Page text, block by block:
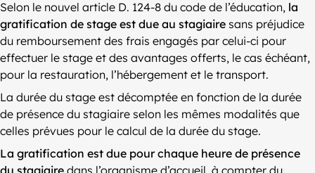
Selon le nouvel article D. 124-8 du code de l’éducation, la
gratification de stage est due au stagiaire sans préjudice
du remboursement des frais engagés par celui-ci pour
effectuer le stage et des avantages offerts, le cas échéant,
pour la restauration, l’hébergement et le transport.
La durée du stage est décomptée en fonction de la durée
de présence du stagiaire selon les mêmes modalités que
celles prévues pour le calcul de la durée du stage.
La gratification est due pour chaque heure de présence
du stagiaire dans l’organisme d’accueil, à compter du